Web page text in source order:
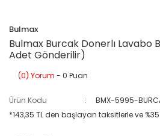
Bulmax
Bulmax Burcak Donerlı Lavabo
Adet Gönderilir)
(0) Yorum - 0 Puan
Ürün Kodu
BMX-5995-
*143,35 TL den başlayan taksitlerle ve